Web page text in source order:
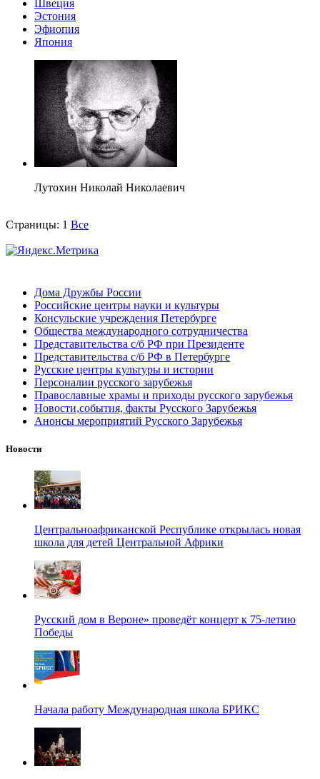
Швеция
Эстония
Эфиопия
Япония
Лутохин Николай Николаевич
Страницы: 1 Все
Дома Дружбы России
Российские центры науки и культуры
Консульские учреждения Петербурге
Общества международного сотрудничества
Представительства с/б РФ при Президенте
Представительства с/б РФ в Петербурге
Русские центры культуры и истории
Персоналии русского зарубежья
Православные храмы и приходы русского зарубежья
Новости,события, факты Русского Зарубежья
Анонсы мероприятий Русского Зарубежья
Новости
Центральноафриканской Республике открылась новая
школа для детей Центральной Африки
Русский дом в Вероне» проведёт концерт к 75-летию
Победы
Начала работу Международная школа БРИКС